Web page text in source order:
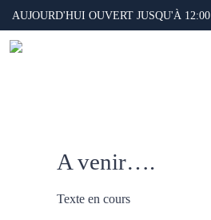
AUJOURD'HUI OUVERT JUSQU'À 12:00
A venir….
Texte en cours